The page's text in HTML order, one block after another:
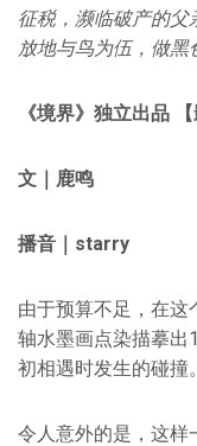
征税，濒临破产的
放地与鸟为伍，做黑
《境界》独立出品 【
文｜鹿鸣
播音｜starry
由于预算不足，在这
轴水墨画点染描摹出
初相遇时发生的碰撞。
令人意外的是，这样